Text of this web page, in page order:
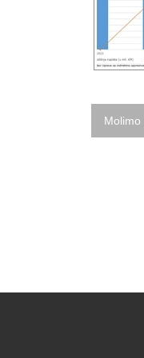
Molimo